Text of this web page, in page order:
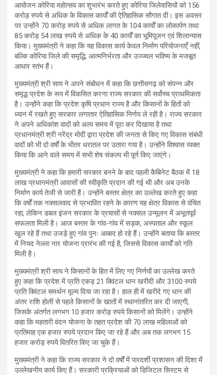
आयोजन कोरिया महोत्सव का शुभारंभ करते हुए कोरिया जिलेवासियों को 156
करोड़ रुपये से अधिक के विकास कार्यों की ऐतिहासिक सौगात दी। इस अवसर
पर उन्होंने 70 करोड़ रुपये से अधिक लागत के 104 कार्यों का लोकार्पण तथा
85 करोड़ 54 लाख रुपये से अधिक के 40 कार्यों का भूमिपूजन एवं शिलान्यास
किया। मुख्यमंत्री ने कहा कि यह विकास कार्य केवल निर्माण परियोजनाएँ नहीं,
बल्कि कोरिया जिले की समृद्धि, आत्मनिर्भरता और उज्ज्वल भविष्य के मजबूत
आधार स्तंभ हैं।
मुख्यमंत्री श्री साय ने अपने संबोधन में कहा कि छत्तीसगढ़ को संपन्न और
समृद्ध प्रदेश के रूप में विकसित करना राज्य सरकार की सर्वोच्च प्राथमिकता
है। उन्होंने कहा कि प्रदेश कृषि प्रधान राज्य है और किसानों के हितों को
ध्यान में रखते हुए सरकार लगातार ऐतिहासिक निर्णय ले रही है। राज्य सरकार
ने अपने अधिकांश वादों को अल्प समय में पूरा कर दिखाया है तथा
प्रधानमंत्री श्री नरेंद्र मोदी द्वारा प्रदेश की जनता से किए गए विकास संबंधी
वादों को भी दो वर्षों के भीतर धरातल पर उतारा गया है। उन्होंने विश्वास व्यक्त
किया कि आने वाले समय में सभी शेष संकल्प भी पूर्ण किए जाएंगे।
मुख्यमंत्री ने कहा कि हमारी सरकार बनने के बाद पहली कैबिनेट बैठक में 18
लाख प्रधानमंत्री आवासों की स्वीकृति प्रदान की गई थी और अब उनके
निर्माण कार्य तेजी से जारी हैं। उन्होंने बस्तर क्षेत्र का उल्लेख करते हुए कहा
कि वर्षों तक नक्सलवाद से प्रभावित रहने के कारण यह क्षेत्र विकास से वंचित
रहा, लेकिन डबल इंजन सरकार के प्रयासों से नक्सल उन्मूलन में अभूतपूर्व
सफलता मिली है। आज बस्तर के गांव-गांव में सड़क, अस्पताल और स्कूल
खुल रहे हैं तथा उजड़े हुए गांव पुनः आबाद हो रहे हैं। उन्होंने बताया कि बस्तर
में नियद नेल्ला नार योजना प्रारंभ की गई है, जिससे विकास कार्यों को गति
मिली है।
मुख्यमंत्री श्री साय ने किसानों के हित में लिए गए निर्णयों का उल्लेख करते
हुए कहा कि प्रदेश में प्रति एकड़ 21 क्विंटल धान खरीदी और 3100 रुपये
प्रति क्विंटल समर्थन मूल्य दिया जा रहा है। हाल ही में खरीदे गए धान की
अंतर राशि होली से पहले किसानों के खातों में स्थानांतरित कर दी जाएगी,
जिसके अंतर्गत लगभग 10 हजार करोड़ रुपये किसानों को मिलेंगे। उन्होंने
कहा कि महतारी वंदन योजना के तहत प्रदेश की 70 लाख महिलाओं को
प्रतिमाह एक हजार रुपये प्रदान किए जा रहे हैं और अब तक लगभग 15
हजार करोड़ रुपये वितरित किए जा चुके हैं।
मुख्यमंत्री ने कहा कि राज्य सरकार ने दो वर्षों में पारदर्शी प्रशासन की दिशा में
उल्लेखनीय कार्य किए हैं। सरकारी प्रक्रियाओं को डिजिटल सिस्टम से